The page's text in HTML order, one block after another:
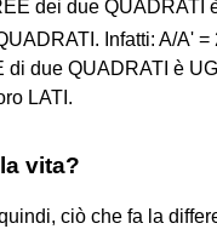
dei due QUADRATI
Infatti: A/A' =
due QUADRATI è
LATI.
vita?
ciò che fa la